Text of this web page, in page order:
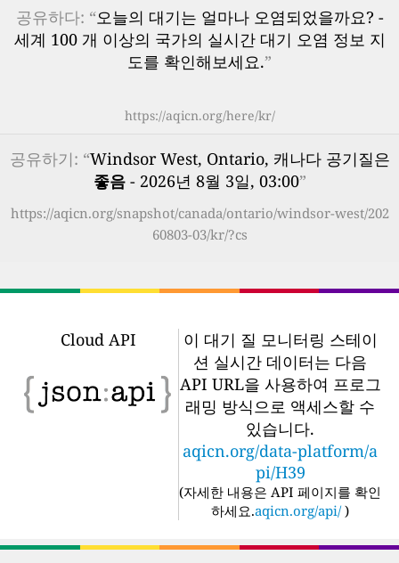
공유하다: “오늘의 대기는 얼마나 오염되었을까요? -
세계 100 개 이상의 국가의 실시간 대기 오염 정보 지
도를 확인해보세요.”
https://aqicn.org/here/kr/
공유하기: “Windsor West, Ontario, 캐나다 공기질은
좋음- 2026년 8월 3일, 03:00”
https://aqicn.org/snapshot/canada/ontario/windsor-west/202
60803-03/kr/?cs
Cloud API
이 대기 질 모니터링 스테이
션 실시간 데이터는 다음
API URL을 사용하여 프로그
래밍 방식으로 액세스할 수
있습니다.
aqicn.org/data-platform/a
pi/H39
(자세한 내용은 API 페이지를 확인
하세요.aqicn.org/api/ )